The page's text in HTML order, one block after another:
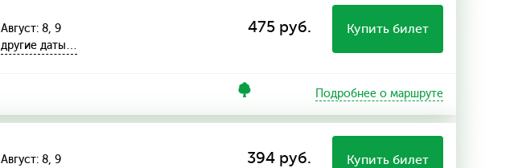
Август: 8, 9
другие даты…
475 руб. Купить билет
Подробнее о маршруте
Август: 8, 9
394 руб. Купить билет